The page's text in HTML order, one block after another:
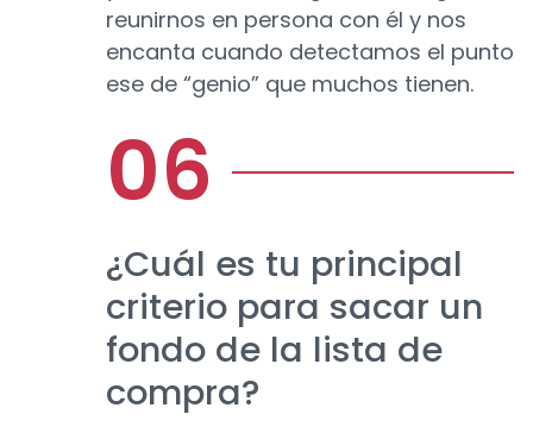
reunirnos en persona con él y nos
encanta cuando detectamos el punto
ese de “genio” que muchos tienen.
¿Cuál es tu principal
criterio para sacar un
fondo de la lista de
compra?